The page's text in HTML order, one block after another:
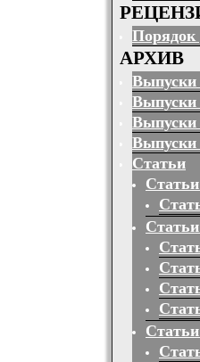
Порядок
АРХИВ
Выпуски
Выпуски
Выпуски
Выпуски
Статьи
Статьи
Статьи
Статьи